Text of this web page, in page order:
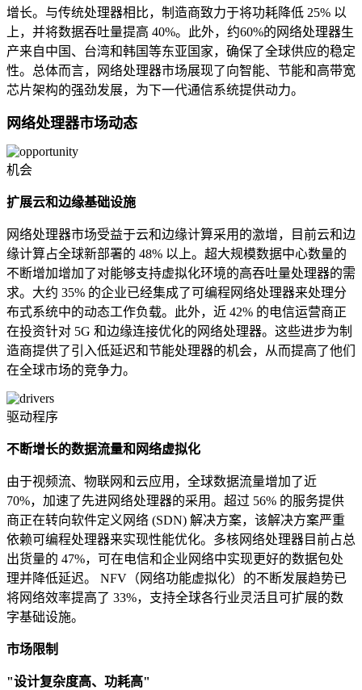
增长。与传统处理器相比，制造商致力于将功耗降低 25% 以
上，并将数据吞吐量提高 40%。此外，约60%的网络处理器生
产来自中国、台湾和韩国等东亚国家，确保了全球供应的稳定
性。总体而言，网络处理器市场展现了向智能、节能和高带宽
芯片架构的强劲发展，为下一代通信系统提供动力。
网络处理器市场动态
机会
扩展云和边缘基础设施
网络处理器市场受益于云和边缘计算采用的激增，目前云和边
缘计算占全球新部署的 48% 以上。超大规模数据中心数量的
不断增加增加了对能够支持虚拟化环境的高吞吐量处理器的需
求。大约 35% 的企业已经集成了可编程网络处理器来处理分
布式系统中的动态工作负载。此外，近 42% 的电信运营商正
在投资针对 5G 和边缘连接优化的网络处理器。这些进步为制
造商提供了引入低延迟和节能处理器的机会，从而提高了他们
在全球市场的竞争力。
驱动程序
不断增长的数据流量和网络虚拟化
由于视频流、物联网和云应用，全球数据流量增加了近
70%，加速了先进网络处理器的采用。超过 56% 的服务提供
商正在转向软件定义网络 (SDN) 解决方案，该解决方案严重
依赖可编程处理器来实现性能优化。多核网络处理器目前占总
出货量的 47%，可在电信和企业网络中实现更好的数据包处
理并降低延迟。 NFV（网络功能虚拟化）的不断发展趋势已
将网络效率提高了 33%，支持全球各行业灵活且可扩展的数
字基础设施。
市场限制
"设计复杂度高、功耗高"